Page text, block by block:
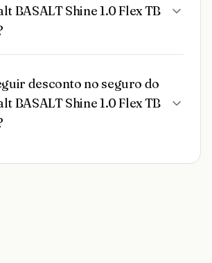
BASALT Shine 1.0 Flex TB
desconto no seguro do
BASALT Shine 1.0 Flex TB